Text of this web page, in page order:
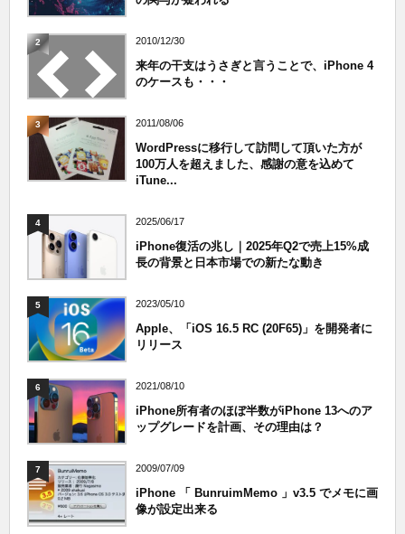
2 2010/12/30
来年の干支はうさぎと言うことで、iPhone 4
のケースも・・・
3 2011/08/06
WordPressに移行して訪問して頂いた方が
100万人を超えました、感謝の意を込めて
iTune...
4 2025/06/17
iPhone復活の兆し｜2025年Q2で売上15%成
長の背景と日本市場での新たな動き
5 2023/05/10
Apple、「iOS 16.5 RC (20F65)」を開発者に
リリース
6 2021/08/10
iPhone所有者のほぼ半数がiPhone 13へのア
ップグレードを計画、その理由は？
7 2009/07/09
iPhone 「 BunruimMemo 」v3.5 でメモに画
像が設定出来る